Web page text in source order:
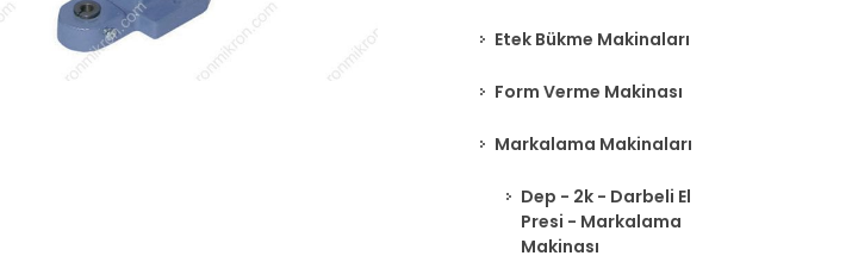
Etek Bükme Makinaları
Form Verme Makinası
Markalama Makinaları
Dep - 2k - Darbeli El
Presi - Markalama
Makinası